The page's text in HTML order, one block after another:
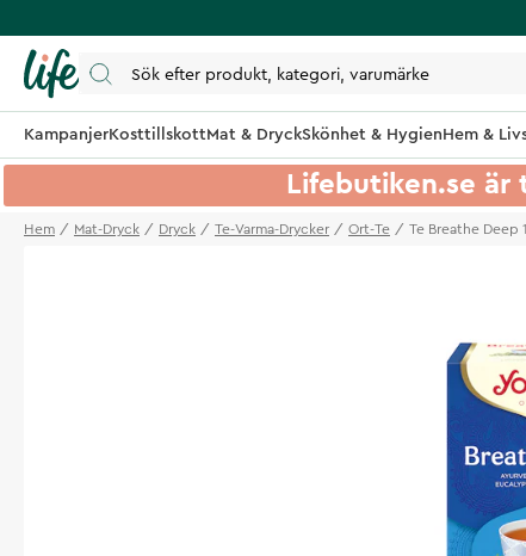
KampanjerKosttillskottMat & DryckSkönhet & HygienHem &
Lifebutiken.se
Hem Mat-Dryck Dryck Te-Varma-Drycker Ort-Te Te Breathe Deep